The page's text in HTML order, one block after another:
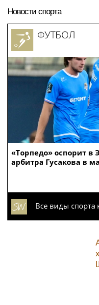
Новости спорта
«Торпедо» оспорит
арбитра Гусакова в
ФУТБОЛ
Все виды спорта